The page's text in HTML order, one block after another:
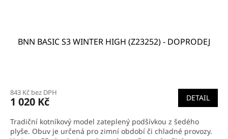
BNN BASIC S3 WINTER HIGH (Z23252) - DOPRODEJ
843 Kč bez DPH
1 020 Kč DETAIL
Tradiční kotníkový model zateplený podšívkou z šedého
plyše. Obuv je určená pro zimní období či chladné provozy.